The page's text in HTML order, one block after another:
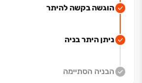
ציבורית, בתי קפה, מוסדות חינוך
חיפה ‏| בין ההר לים
תעסוקה ותרבות. העיר הגדולה בצפון,
הוגשה בקשה להיתר
ניתן היתר בניה
הבניה הסתיימה